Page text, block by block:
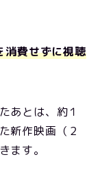
消費せずに視聴
あとは、約１
新作映画（２
ます。